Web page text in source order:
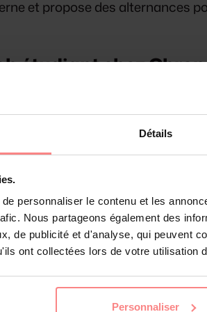
Détails
personnaliser le contenu et les
Nous partageons également des
de publicité et d'analyse, qui peuvent
ont collectées lors de votre utilisation
Personnaliser
et propose des alternances
étudiant chez
?
18 ans minimum
froide.
?Entre 10 et 24 heures
pendant les vacances.
?Shifts du matin (6h-10h),
parfaitement aux
?Candidature sur
formation immédiate si vous
des étudiants ?Chronodrive